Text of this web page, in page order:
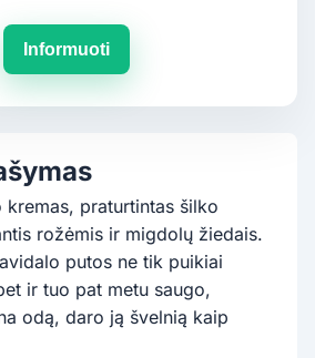
Informuoti
praturtintas šilko
rožėmis ir migdolų žiedais.
putos ne tik puikiai
ir tuo pat metu saugo,
odą, daro ją švelnią kaip